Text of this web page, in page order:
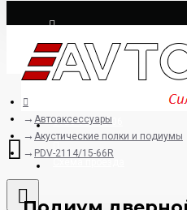
Логин
Регистрация
8925-507-78-06
Автоаксессуары
Акустические полки и подиумы
PDV-2114/15-66R